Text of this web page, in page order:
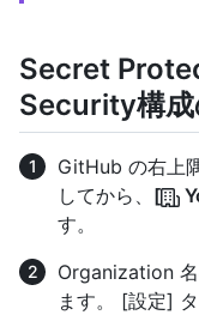
Secret
Security構成
GitHub の右上
してから、 [
す。
Organization 名
ます。 [設定]